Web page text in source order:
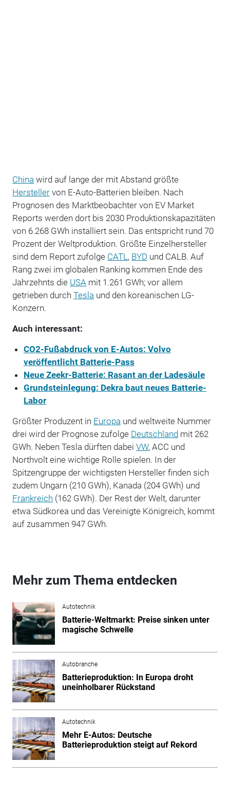
China wird auf lange der mit Abstand größte
Herstellervon E-Auto-Batterien bleiben. Nach
Prognosen des Marktbeobachter von EV Market
Reports werden dort bis 2030 Produktionskapazitäten
von 6.268 GWh installiert sein. Das entspricht rund 70
Prozent der Weltproduktion. Größte Einzelhersteller
sind dem Report zufolge CATL , BYD und CALB. Auf
Rang zwei im globalen Ranking kommen Ende des
Jahrzehnts die USA mit 1.261 GWh; vor allem
getrieben durch Tesla und den koreanischen LG-
Konzern.
Auch interessant:
CO2-Fußabdruck von E-Autos: Volvo
veröffentlicht Batterie-Pass
Neue Zeekr-Batterie: Rasant an der Ladesäule
Grundsteinlegung: Dekra baut neues Batterie-
Labor
Größter Produzent in Europa und weltweite Nummer
drei wird der Prognose zufolge Deutschlandmit 262
GWh. Neben Tesla dürften dabei VW, ACC und
Northvolt eine wichtige Rolle spielen. In der
Spitzengruppe der wichtigsten Hersteller finden sich
zudem Ungarn (210 GWh), Kanada (204 GWh) und
Frankreich (162 GWh). Der Rest der Welt, darunter
etwa Südkorea und das Vereinigte Königreich, kommt
auf zusammen 947 GWh.
Mehr zum Thema entdecken
Autotechnik
Batterie-Weltmarkt: Preise sinken unter
magische Schwelle
Autobranche
Batterieproduktion: In Europa droht
uneinholbarer Rückstand
Autotechnik
Mehr E-Autos: Deutsche
Batterieproduktion steigt auf Rekord